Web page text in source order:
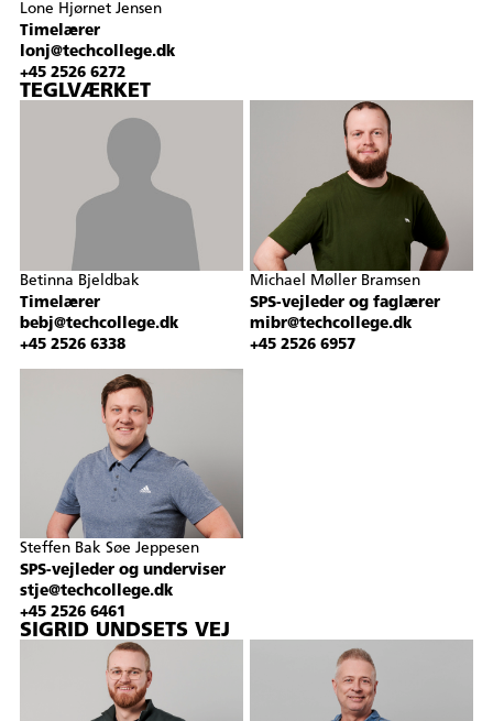
Lone Hjørnet Jensen
Timelærer
lonj@techcollege.dk
+45 2526 6272
TEGLVÆRKET
Betinna Bjeldbak
Timelærer
bebj@techcollege.dk
+45 2526 6338
Michael Møller Bramsen
SPS-vejleder og faglærer
mibr@techcollege.dk
+45 2526 6957
Steffen Bak Søe Jeppesen
SPS-vejleder og underviser
stje@techcollege.dk
+45 2526 6461
SIGRID UNDSETS VEJ